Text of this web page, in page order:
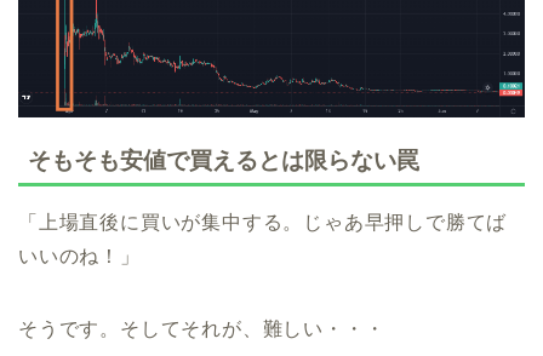
そもそも安値で買えるとは限らない罠
「上場直後に買いが集中する。じゃあ早押しで勝てば
いいのね！」
そうです。そしてそれが、難しい・・・